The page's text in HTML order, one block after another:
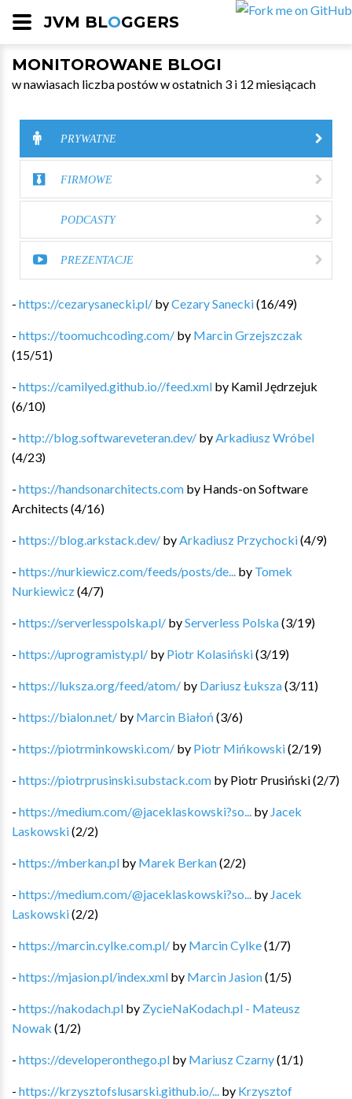
JVM BLOGGERS
MONITOROWANE BLOGI
w nawiasach liczba postów w ostatnich 3 i 12 miesiącach
PRYWATNE
FIRMOWE
PODCASTY
PREZENTACJE
- https://cezarysanecki.pl/ byCezary Sanecki(16/49)
- https://toomuchcoding.com/ by Marcin Grzejszczak
(15/51)
- https://camilyed.github.io//feed.xml by Kamil Jędrzejuk
(6/10)
- http://blog.softwareveteran.dev/ by Arkadiusz Wróbel
(4/23)
- https://handsonarchitects.com by Hands-on Software
Architects (4/16)
- https://blog.arkstack.dev/ by Arkadiusz Przychocki(4/9)
- https://nurkiewicz.com/feeds/posts/de... by Tomek
Nurkiewicz(4/7)
- https://serverlesspolska.pl/ byServerless Polska(3/19)
- https://uprogramisty.pl/ by Piotr Kolasiński(3/19)
- https://luksza.org/feed/atom/ by Dariusz Łuksza(3/11)
- https://bialon.net/ by Marcin Białoń (3/6)
- https://piotrminkowski.com/ by Piotr Mińkowski(2/19)
- https://piotrprusinski.substack.com by Piotr Prusiński(2/7)
- https://medium.com/@jaceklaskowski?so... by Jacek
Laskowski(2/2)
- https://mberkan.pl by Marek Berkan(2/2)
- https://medium.com/@jaceklaskowski?so... by Jacek
Laskowski(2/2)
- https://marcin.cylke.com.pl/ by Marcin Cylke(1/7)
- https://mjasion.pl/index.xml by Marcin Jasion(1/5)
- https://nakodach.pl by ZycieNaKodach.pl - Mateusz
Nowak (1/2)
- https://developeronthego.pl by Mariusz Czarny(1/1)
- https://krzysztofslusarski.github.io/... by Krzysztof